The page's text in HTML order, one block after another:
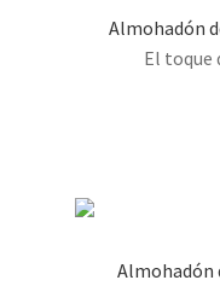
Almohadón
El toque
Almohadón